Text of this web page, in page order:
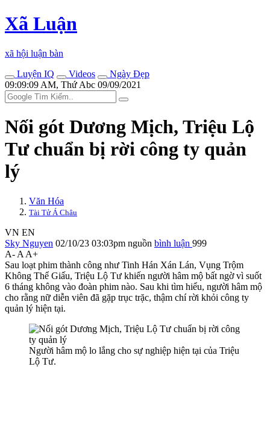
Xã Luận
xã hội luận bàn
Luyện IQ
Videos
Ngày Đẹp
09:09:09 AM, Thứ Abc 09/09/2021
Nối gót Dương Mịch, Triệu Lộ
Tư chuẩn bị rời công ty quản
lý
Văn Hóa
Tài Tử Á Châu
VN EN
Sky Nguyen 02/10/23 03:03pm nguồn bình luận 999
A- A A+
Sau loạt phim thành công như Tinh Hán Xán Lán, Vụng Trộm
Không Thể Giấu, Triệu Lộ Tư khiến người hâm mộ bất ngờ vì suốt
6 tháng không vào đoàn phim nào. Sau khi tìm hiểu, người hâm mộ
cho rằng nữ diễn viên đã gặp trục trặc, thậm chí rời khỏi công ty
quản lý hiện tại.
Người hâm mộ lo lắng cho sự nghiệp hiện tại của Triệu
Lộ Tư.